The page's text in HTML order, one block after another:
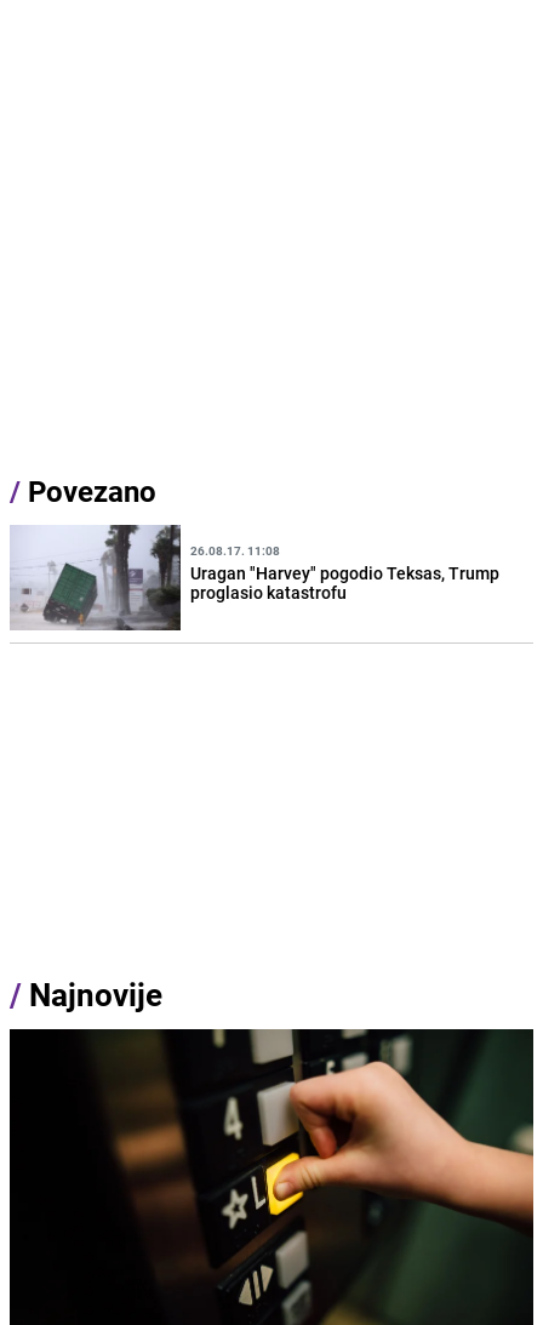
/ Povezano
26.08.17. 11:08
Uragan "Harvey" pogodio Teksas, Trump
proglasio katastrofu
/ Najnovije